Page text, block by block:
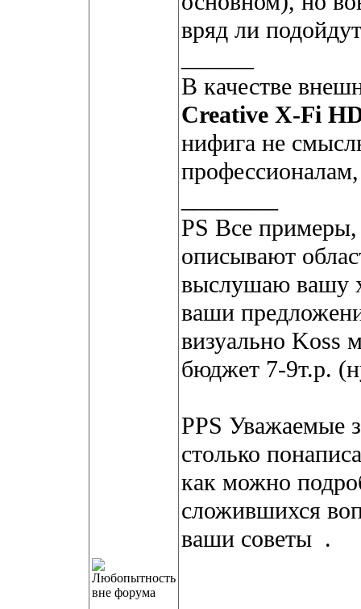
вряд ли
В качестве
Creative X-Fi
нифига не
PS Все примеры,
описывают
выслушаю вашу
ваши
визуально Koss
бюджет 7-9т.р.
PPS Уважаемые
столько
как можно
сложившихся
ваши советы .